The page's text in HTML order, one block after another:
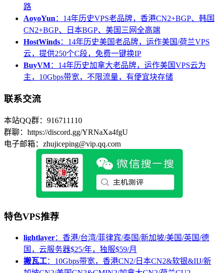
路
AoyoYun：14年历史VPS老品牌，香港CN2+BGP、韩国
CN2+BGP、日本BGP、美国三网全高端
HostWinds：14年历史美国老品牌，运作美国/荷兰VPS
云，提供250个C段，免费一键换IP
BuyVM：14年历史加拿大老品牌，运作美国VPS云为
主，10Gbps带宽，不限流量，有便宜块存储
联系交流
本站QQ群：916711110
群聊：https://discord.gg/YRNaXa4fgU
电子邮箱：zhujiceping@vip.qq.com
特色VPS推荐
lightlayer：香港/台湾/菲律宾/泰国/新加坡/美国/英国/德
国，云服务器$25/年，独服$59/月
搬瓦工：10Gbps带宽，香港CN2/日本CN2&软银&IIJ/新